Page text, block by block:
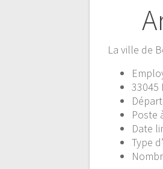
La ville de
33045
Poste
Date
Type
de